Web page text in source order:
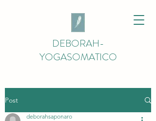
DEBORAH-
YOGASOMATICO
Post
deborahsaponaro